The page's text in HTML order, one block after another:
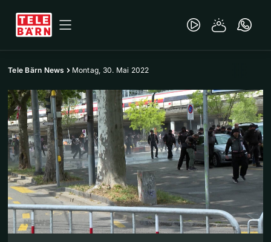
Tele Bärn News Montag, 30. Mai 2022